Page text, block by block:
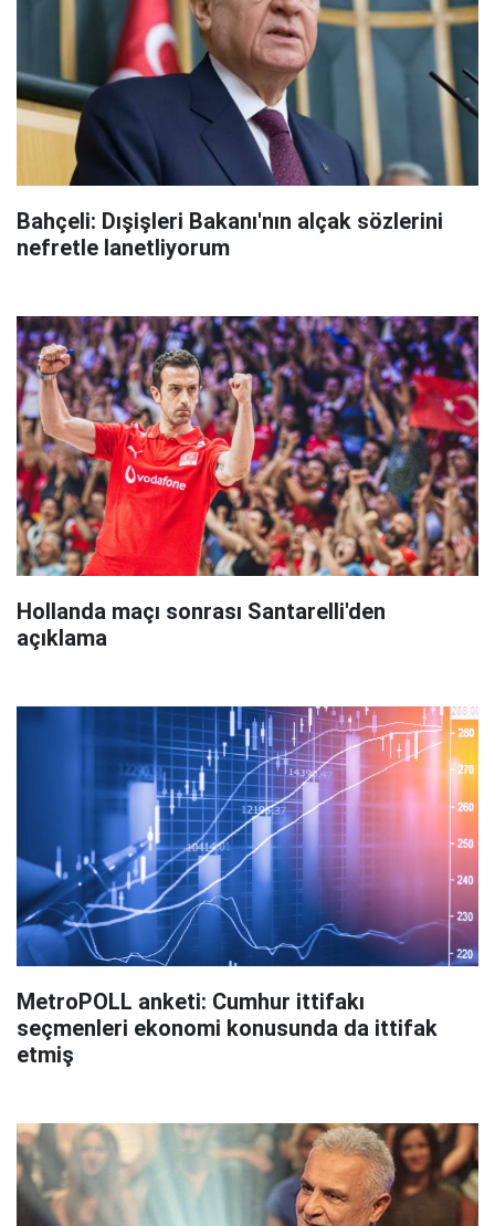
Bahçeli: Dışişleri Bakanı'nın alçak sözlerini
nefretle lanetliyorum
Hollanda maçı sonrası Santarelli'den
açıklama
MetroPOLL anketi: Cumhur ittifakı
seçmenleri ekonomi konusunda da ittifak
etmiş